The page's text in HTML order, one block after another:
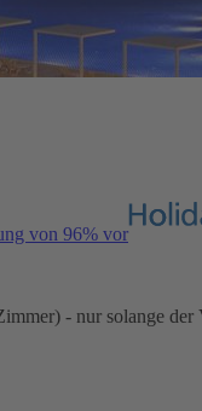
von 96% vor
- nur solange der